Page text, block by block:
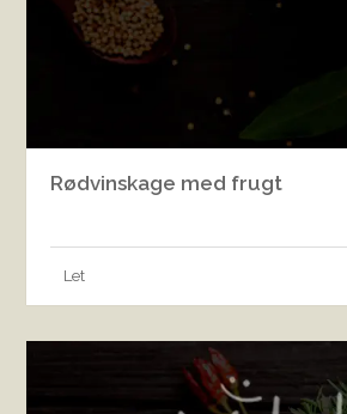
Rødvinskage med frugt
Let